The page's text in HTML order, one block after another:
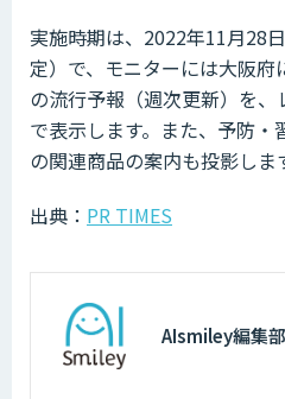
実施時期は、2022年11月28
定）で、モニターには大阪
の流行予報（週次更新）を
で表示します。また、予防
の関連商品の案内も投影しま
出典： PR TIMES
AIsmiley編集部